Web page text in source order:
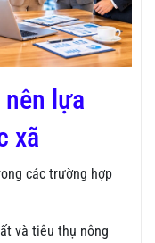
lựa
xã
các trường hợp
và tiêu thụ nông